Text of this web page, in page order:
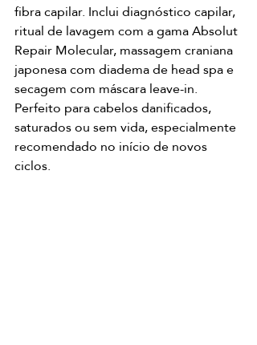
fibra capilar. Inclui diagnóstico capilar,
ritual de lavagem com a gama Absolut
Repair Molecular, massagem craniana
japonesa com diadema de head spa e
secagem com máscara leave-in.
Perfeito para cabelos danificados,
saturados ou sem vida, especialmente
recomendado no início de novos
ciclos.